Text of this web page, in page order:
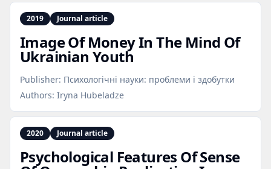
2019 Journal article
Image Of Money In The Mind Of
Ukrainian Youth
Publisher: Психологічні науки: проблеми і здобутки
Authors: Iryna Hubeladze
2020 Journal article
Psychological Features Of Sense